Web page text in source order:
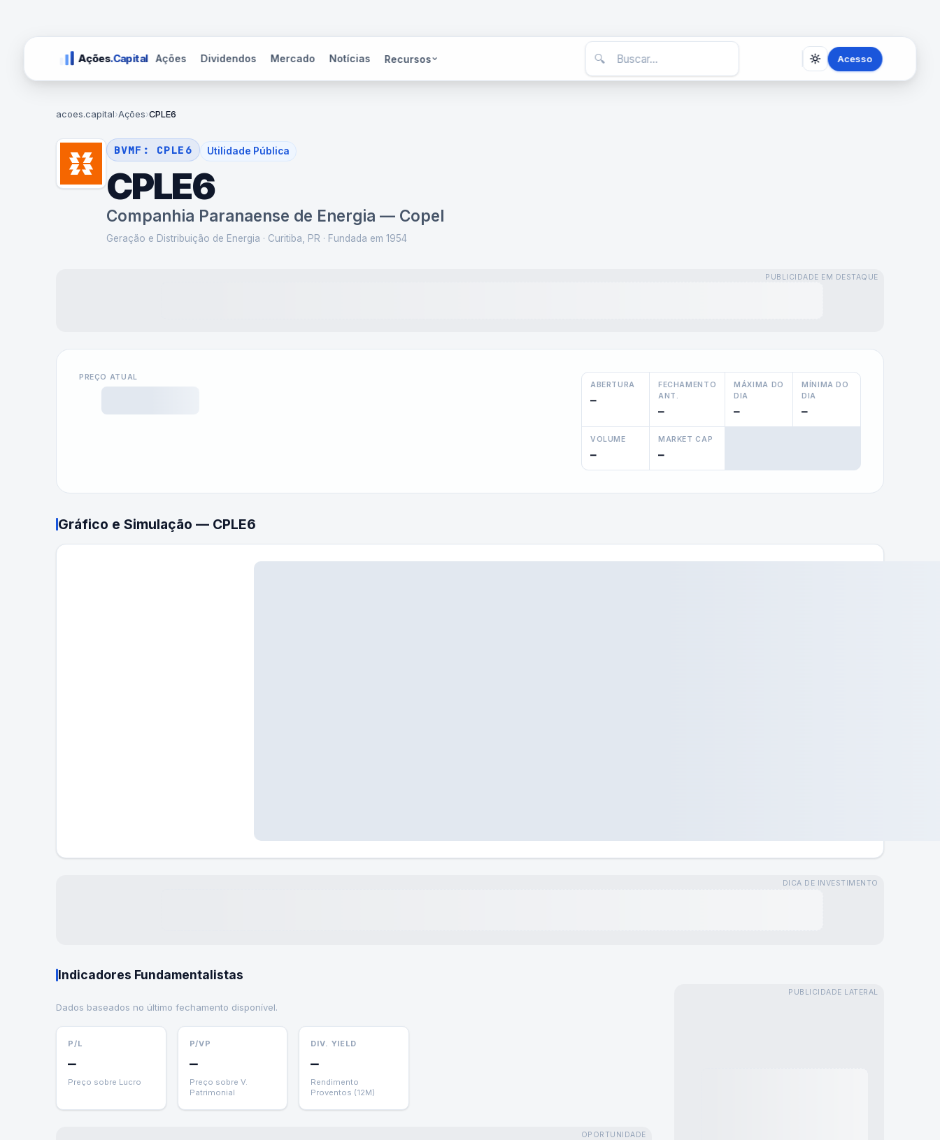
Ações.Capital Ações Dividendos Mercado Notícias Recursos 🔍 Acesso
acoes.capital›Ações›CPLE6
BVMF: CPLE6 Utilidade Pública
CPLE6
Companhia Paranaense de Energia — Copel
Geração e Distribuição de Energia · Curitiba, PR · Fundada em 1954
PUBLICIDADE EM DESTAQUE
PREÇO ATUAL
ABERTURA
—
FECHAMENTO
ANT.
—
MÁXIMA DO
DIA
—
MÍNIMA DO
DIA
—
VOLUME
—
MARKET CAP
—
Gráfico e Simulação — CPLE6
DICA DE INVESTIMENTO
Indicadores Fundamentalistas
Dados baseados no último fechamento disponível.
P/L
—
Preço sobre Lucro
P/VP
—
Preço sobre V.
Patrimonial
DIV. YIELD
—
Rendimento
Proventos (12M)
OPORTUNIDADE
PUBLICIDADE LATERAL